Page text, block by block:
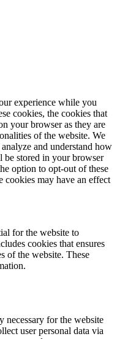
experience while you
cookies, the cookies that
your browser as they are
of the website. We
and understand how
be stored in your browser
option to opt-out of these
cookies may have an effect
for the website to
cookies that ensures
of the website. These
necessary for the website
user personal data via